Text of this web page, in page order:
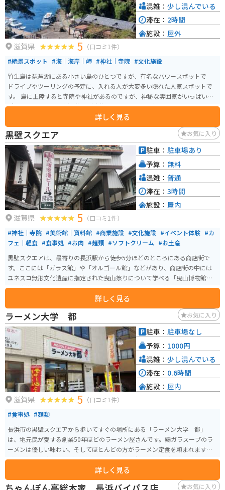
滋賀県 5 （口コミ1件）
#絶景スポット #海｜海岸｜岬 #神社｜寺院 #文化施設
竹生島は琵琶湖にある小さい島のひとつですが、有名なパワースポットで
ドライブやツーリングの予定に、入れる人が大変多い隠れた人気スポットで
す。 島に上陸すると寺院や神社があるのですが、神秘な雰囲気がいっぱいの
所です。訪れるには彦根港と長浜港からのフェリーを使う必要はあります
が、行く価値はあります。パワースポットとともに国宝もあります。それぞれ
港には駐車場あり。
詳しく見る
混雑： 少し混んでいる
滞在： 2時間
施設： 屋外
黒壁スクエア お気に入り
滋賀県 5 （口コミ1件）
#神社｜寺院 #美術館｜資料館 #商業施設 #文化施設 #イベント体験 #カ
フェ｜軽食 #食事処 #お肉 #麺類 #ソフトクリーム #お土産
黒壁スクエアは、最寄りの長浜駅から徒歩5分ほどのところにある商店街で
す。ここには「ガラス館」や「オルゴール館」などがあり、商店街の中には
ユネスコ無形文化遺産に指定された曳山祭りについて学べる「曳山博物館」
や「海洋堂」のフィギュアミュージカルもあります。 長浜名物ののっぺいう
どんや鯖そうめん、近江牛などが食べられるお店もあり、写真映えする食べ
歩きスイーツ店なども多くあるため、幅広い年齢層が楽しめます。
詳しく見る
駐車： 駐車場あり
予算： 無料
混雑： 普通
滞在： 3時間
施設： 屋内
ラーメン大学 都 お気に入り
滋賀県 5 （口コミ1件）
#食事処 #麺類
長浜市の黒壁スクエアから歩いてすぐの場所にある「ラーメン大学 都」
は、地元民が愛する創業50年ほどのラーメン屋さんです。鶏ガラスープのラ
ーメンは優しい味わい、そしてほとんどの方がラーメン定食を頼まれます
が、ご飯と卵焼きなどがセットされており、値段も千円ほどととってもリー
詳しく見る
駐車： 駐車場なし
予算： 1000円
混雑： 少し混んでいる
滞在： 0.6時間
施設： 屋内
お気に入り